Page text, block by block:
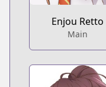
Enjou Retto
Main